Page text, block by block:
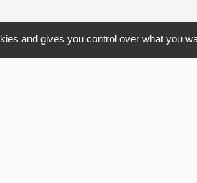
and gives you control over what you